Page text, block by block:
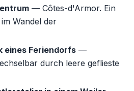
— Côtes-d'Armor. Ein
Wandel der
eines Feriendorfs —
durch leere geflieste